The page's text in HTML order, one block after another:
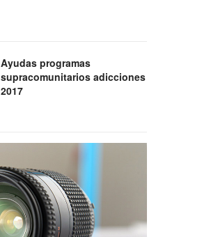
Ayudas programas
supracomunitarios adicciones
2017